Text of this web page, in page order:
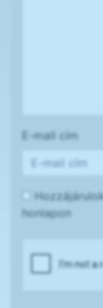
E-mail cím
honlapon